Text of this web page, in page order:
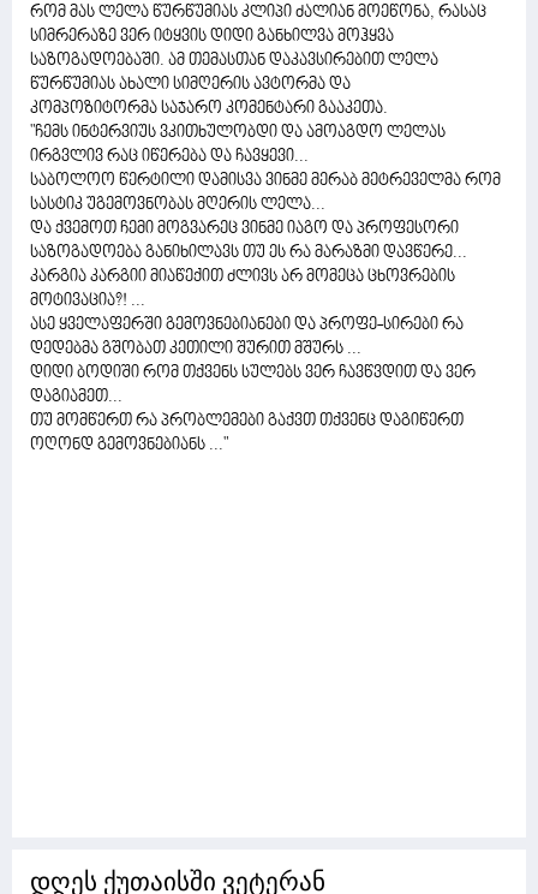
რომ მას ლელა წურწუმიას კლიპი ძალიან მოეწონა, რასაც
სიმრერაზე ვერ იტყვის დიდი განხილვა მოჰყვა
საზოგადოებაში. ამ თემასთან დაკავსირებით ლელა
წურწუმიას ახალი სიმღერის ავტორმა და
კომპოზიტორმა საჯარო კომენტარი გააკეთა.
"ჩემს ინტერვიუს ვკითხულობდი და ამოაგდო ლელას
ირგვლივ რაც იწერება და ჩავყევი...
საბოლოო წერტილი დამისვა ვინმე მერაბ მეტრეველმა რომ
სასტიკ უგემოვნობას მღერის ლელა...
და ქვემოთ ჩემი მოგვარეც ვინმე იაგო და პროფესორი
საზოგადოება განიხილავს თუ ეს რა მარაზმი დავწერე...
კარგია კარგიი მიაწექით ძლივს არ მომეცა ცხოვრების
მოტივაცია?! ...
ასე ყველაფერში გემოვნებიანები და პროფე-სირები რა
დედებმა გშობათ კეთილი შურით მშურს ...
დიდი ბოდიში რომ თქვენს სულებს ვერ ჩავწვდით და ვერ
დაგიამეთ...
თუ მომწერთ რა პრობლემები გაქვთ თქვენც დაგიწერთ
ოღონდ გემოვნებიანს ..."
დღეს ქუთაისში ვეტერან